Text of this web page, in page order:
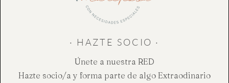
· HAZTE SOCIO ·
Únete a nuestra RED
Hazte socio/a y forma parte de algo Extraodinario